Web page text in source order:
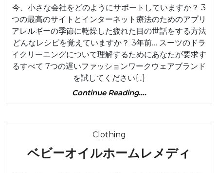
今、小さな会社をどのようにサポートしていますか？ 3
つの最高のサイトとインターネット療法のためのアプリ
アレルギーの季節に乾燥した疲れた目の世話をする方法
どんなレシピを覚えていますか？ 3年前… スーツのドラ
イクリーニングについて理解するためにあなたが要求す
るすべて 7つの遅いファッションワークウェアブランド
を試してください{...}
Continue Reading....Continue
Clothing
ベビーオイルホームレメディ